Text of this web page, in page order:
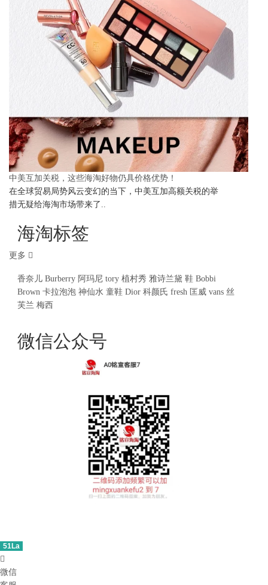
中美互加关税，这些海淘好物仍具价格优势！
在全球贸易局势风云变幻的当下，中美互加高额关税的举
措无疑给海淘市场带来了..
海淘标签
更多
香奈儿 Burberry 阿玛尼 tory 植村秀 雅诗兰黛 鞋 Bobbi
Brown 卡拉泡泡 神仙水 童鞋 Dior 科颜氏 fresh 匡威 vans 丝
芙兰 梅西
微信公众号
51La

微信